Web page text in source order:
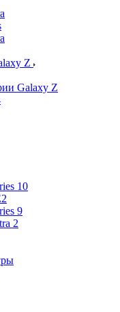
Z
Galaxy Z
10
9
2